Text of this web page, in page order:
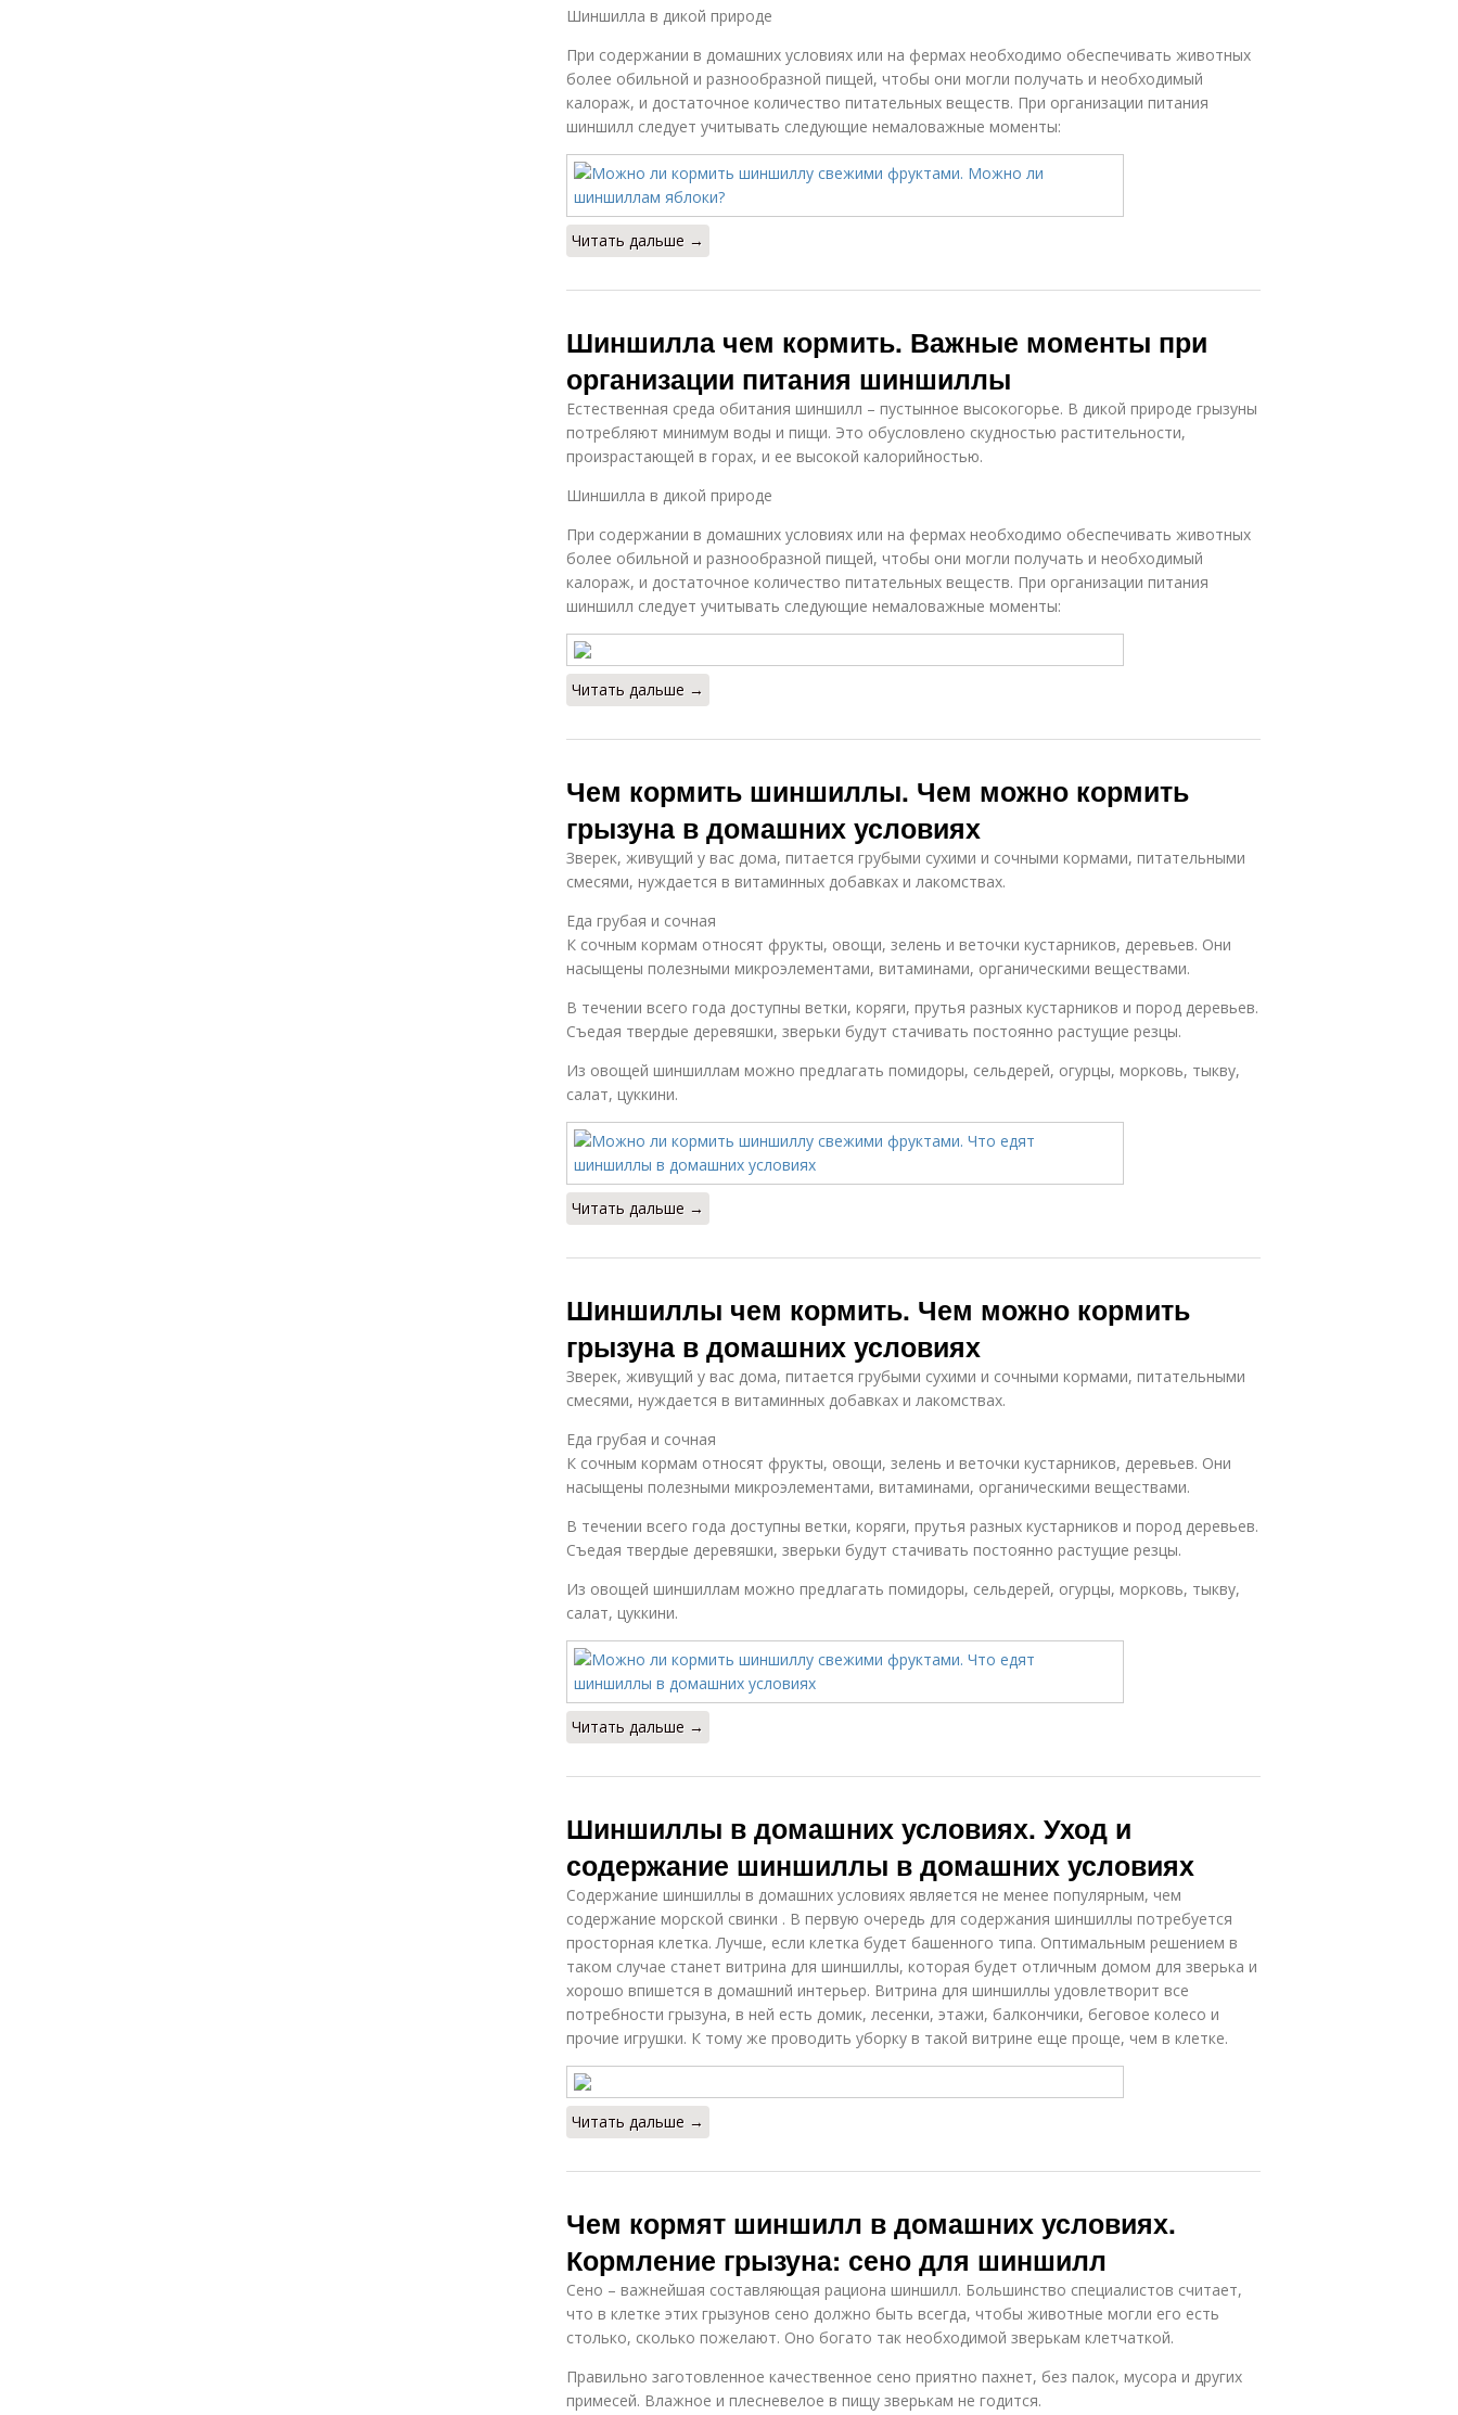
Шиншилла в дикой природе
При содержании в домашних условиях или на фермах необходимо обеспечивать животных
более обильной и разнообразной пищей, чтобы они могли получать и необходимый
калораж, и достаточное количество питательных веществ. При организации питания
шиншилл следует учитывать следующие немаловажные моменты:
Читать дальше →
Шиншилла чем кормить. Важные моменты при
организации питания шиншиллы
Естественная среда обитания шиншилл – пустынное высокогорье. В дикой природе грызуны
потребляют минимум воды и пищи. Это обусловлено скудностью растительности,
произрастающей в горах, и ее высокой калорийностью.
Шиншилла в дикой природе
При содержании в домашних условиях или на фермах необходимо обеспечивать животных
более обильной и разнообразной пищей, чтобы они могли получать и необходимый
калораж, и достаточное количество питательных веществ. При организации питания
шиншилл следует учитывать следующие немаловажные моменты:
Читать дальше →
Чем кормить шиншиллы. Чем можно кормить
грызуна в домашних условиях
Зверек, живущий у вас дома, питается грубыми сухими и сочными кормами, питательными
смесями, нуждается в витаминных добавках и лакомствах.
Еда грубая и сочная
К сочным кормам относят фрукты, овощи, зелень и веточки кустарников, деревьев. Они
насыщены полезными микроэлементами, витаминами, органическими веществами.
В течении всего года доступны ветки, коряги, прутья разных кустарников и пород деревьев.
Съедая твердые деревяшки, зверьки будут стачивать постоянно растущие резцы.
Из овощей шиншиллам можно предлагать помидоры, сельдерей, огурцы, морковь, тыкву,
салат, цуккини.
Читать дальше →
Шиншиллы чем кормить. Чем можно кормить
грызуна в домашних условиях
Зверек, живущий у вас дома, питается грубыми сухими и сочными кормами, питательными
смесями, нуждается в витаминных добавках и лакомствах.
Еда грубая и сочная
К сочным кормам относят фрукты, овощи, зелень и веточки кустарников, деревьев. Они
насыщены полезными микроэлементами, витаминами, органическими веществами.
В течении всего года доступны ветки, коряги, прутья разных кустарников и пород деревьев.
Съедая твердые деревяшки, зверьки будут стачивать постоянно растущие резцы.
Из овощей шиншиллам можно предлагать помидоры, сельдерей, огурцы, морковь, тыкву,
салат, цуккини.
Читать дальше →
Шиншиллы в домашних условиях. Уход и
содержание шиншиллы в домашних условиях
Содержание шиншиллы в домашних условиях является не менее популярным, чем
содержание морской свинки . В первую очередь для содержания шиншиллы потребуется
просторная клетка. Лучше, если клетка будет башенного типа. Оптимальным решением в
таком случае станет витрина для шиншиллы, которая будет отличным домом для зверька и
хорошо впишется в домашний интерьер. Витрина для шиншиллы удовлетворит все
потребности грызуна, в ней есть домик, лесенки, этажи, балкончики, беговое колесо и
прочие игрушки. К тому же проводить уборку в такой витрине еще проще, чем в клетке.
Читать дальше →
Чем кормят шиншилл в домашних условиях.
Кормление грызуна: сено для шиншилл
Сено – важнейшая составляющая рациона шиншилл. Большинство специалистов считает,
что в клетке этих грызунов сено должно быть всегда, чтобы животные могли его есть
столько, сколько пожелают. Оно богато так необходимой зверькам клетчаткой.
Правильно заготовленное качественное сено приятно пахнет, без палок, мусора и других
примесей. Влажное и плесневелое в пищу зверькам не годится.